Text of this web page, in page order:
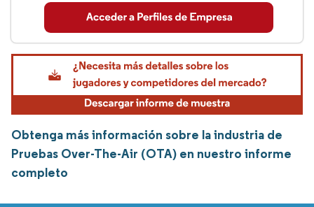
Obtenga más información sobre la industria de
Pruebas Over-The-Air (OTA) en nuestro informe
completo